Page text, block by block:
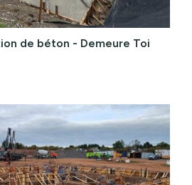
de béton - Demeure Toi